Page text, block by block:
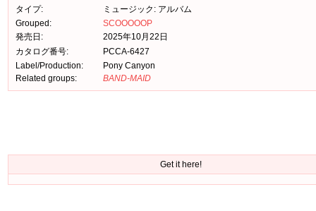
タイプ:
ミュージック: アルバム
Grouped:
SCOOOOOP
発売日:
2025年10月22日
カタログ番号:
PCCA-6427
Label/Production:
Pony Canyon
Related groups:
BAND-MAID
Get it here!